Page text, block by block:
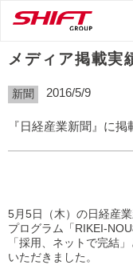
メディア掲載実
新聞 2016/5/9
『日経産業新聞』に掲
5月5日（木）の日経産
プログラム「RIKEI-
「採用、ネットで完結
いただきました。